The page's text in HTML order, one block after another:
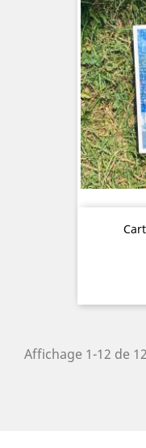
Affichage 1-12 de